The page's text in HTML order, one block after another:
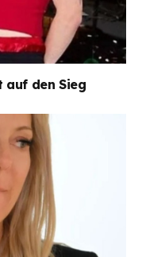
auf den Sieg